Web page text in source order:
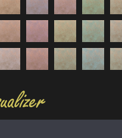
Расчёт
сметы
Описание
продукта